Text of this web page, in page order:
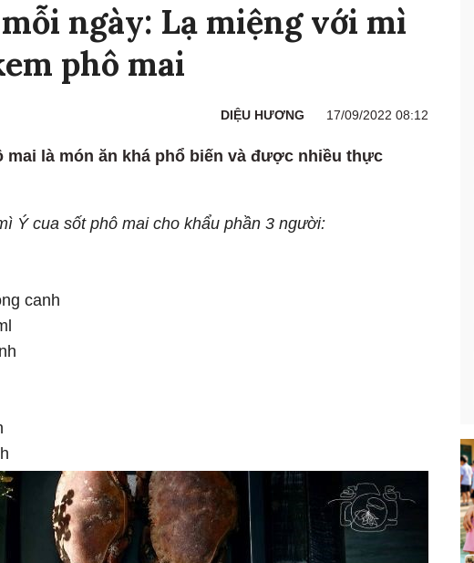
ngày: Lạ miệng với mì
phô mai
DIỆU HƯƠNG 17/09/2022 08:12
mai là món ăn khá phổ biến và được nhiều thực
Ý cua sốt phô mai cho khẩu phần 3 người:
canh